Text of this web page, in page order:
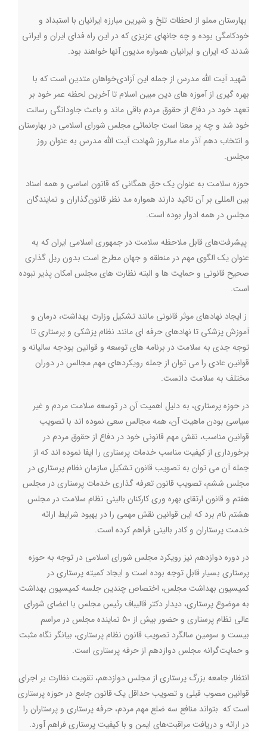
بهارستان مملو از لحظات تلخ و شیرین مبارزه ایرانیان با استبداد و
خودکامگی بوده و چه جانهای عزیزی که در این راه فدای ایران و ایرانی
شدند که ایران و ایرانیان همواره مدیون آنها خواهند بود.
شهید آیت الله مدرس از جمله این آزادی‌خواهان متدین است که با
بهره گیری از آموزه های دین مبین اسلام تا آخرین لحظه عمر خود بر
تعهد خود در دفاع از حقوق مردم باقی ماند و باعث جاودانگی رسالت
خود شد و چه پر معنا است جانمائی مجلس شورای اسلامی در بهارستان
و انتخاب دهم آذر ماه سالروز شهادت آیت الله مدرس به عنوان روز
مجلس.
حوزه سلامت به عنوان یک حق همگانی که قانون اساسی و همه اسناد
بین المللی بر آن تاکید دارند همواره مد نظر قانون‌گذاران و نمایندگان
مجلس در همه ادوار بوده است.
پیشرفت‌های قابل ملاحظه سلامت در جمهوری اسلامی ایران که به
عنوان یک الگوی مهم در منطقه و جهان مطرح است بدون ریل گذاری
صحیح قانونی و حمایت ها و البته نظارت های مجلس امکان پذیر نبوده
است.
ز ایجاد نهادهای موثر قانونی مانند تشکیل وزارت بهداشت، درمان و
آموزش پزشکی تا نهادهای حرفه ای مانند نظام پزشکی و پرستاری تا
توجه جدی به سلامت در برنامه های توسعه و قوانین بودجه سالیانه و
قوانین عادی را می توان از جمله رویکردهای مهم مجالس در دوران
مختلف به سلامت دانست.
در حوزه پرستاری، به دلیل اهمیت آن در توسعه سلامت مردم و غیر
سیاسی بودن ماهیت آن، همه مجالس سعی نموده اند با تصویب
قوانین مناسب، نقش مهم قانونی خود در دفاع از حقوق مردم در
برخورداری از کیفیت مناسب خدمات پرستاری را ایفا نموده اند که از
جمله آن می توان به تصویب قانون تشکیل سازمان نظام پرستاری در
مجلس ششم، تصویب قانون تعرفه گذاری خدمات پرستاری در مجلس
هفتم و قانون ارتقای بهره وری کارکنان بالینی نظام سلامت در مجلس
هشتم نام برد که این قوانین نقش مهمی را در بهبود شرایط ارائه
خدمت پرستاران و کادر بالینی فراهم کرده است.
در دوره دوازدهم نیز رویکرد مجلس شورای اسلامی در توجه به حوزه
پرستاری بسیار قابل توجه بوده است و ایجاد کمیته پرستاری در
کمیسیون بهداشت مجلس، اختصاص چندین جلسه کمیسیون بهداشت
به موضوع پرستاری، دیدار دکتر قالیباف رئیس مجلس با اعضای شورای
عالی نظام پرستاری و حضور بیش از 50 نماینده مجلس در مراسم
بیست و سومین سالگرد تصویب قانون نظام پرستاری، بیانگر نگاه مثبت
و حمایت‌گرانه مجلس دوازدهم از حرفه پرستاری است.
انتظار جامعه بزرگ پرستاری از مجلس دوازدهم، تقویت نظارت بر اجرای
قوانین مصوب قبلی و تصویب حداقل یک قانون جامع در حوزه پرستاری
است که بتواند منافع سه ضلع مهم مردم، حرفه پرستاری و پرستاران را
در ارائه و دریافت مراقبت‌های ایمن و با کیفیت پرستاری فراهم آورد.